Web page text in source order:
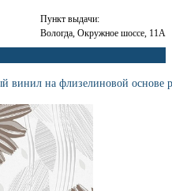
Пункт выдачи:
Вологда, Окружное шоссе, 11А
винил на флизелиновой основе